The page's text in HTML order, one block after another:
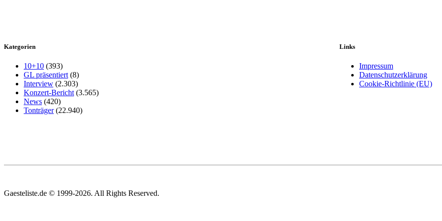
Kategorien
10+10 (393)
GL präsentiert (8)
Interview (2.303)
Konzert-Bericht (3.565)
News (420)
Tonträger(22.940)
Links
Impressum
Datenschutzerklärung
Cookie-Richtlinie (EU)
Gaesteliste.de © 1999-2026. All Rights Reserved.